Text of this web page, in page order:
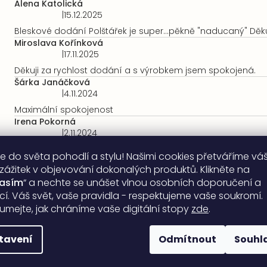
do světa pohodlí a stylu! Našimi cookies přetváříme
v objevování dokonalých produktů. Klikněte na
“ a nechte se unášet vlnou osobních doporučení a
Váš svět, vaše pravidla - respektujeme vaše soukromí.
jak chráníme vaše digitální stopy zde.
Odmítnout
je
z
5
hvězdiček.
Alena Katolická
produktu
je
z
5
hvězdiček.
15.12.2025
Bleskové dodání Polštářek je super...pěkně "naducaný"
Miroslava Kořínková
produktu
je
z
5
hvězdiček.
17.11.2025
Děkuji za rychlost dodání a s výrobkem jsem spokojená.
Šárka Janáčková
produktu
je
5
5
hvězdiček.
4.11.2024
Maximální spokojenost
Irena Pokorná
Hodnocení
je
5
z
5
hvězdiček.
|2.11.2024
Jsem velmi spokojena. Objednávala jsem opakovaně
Milan Beránek
Hodnocení
produktu
je
5
z
hvězdiček.
|1.12.2023
Spokojenost, rychlé dodání, kvalita produktu.